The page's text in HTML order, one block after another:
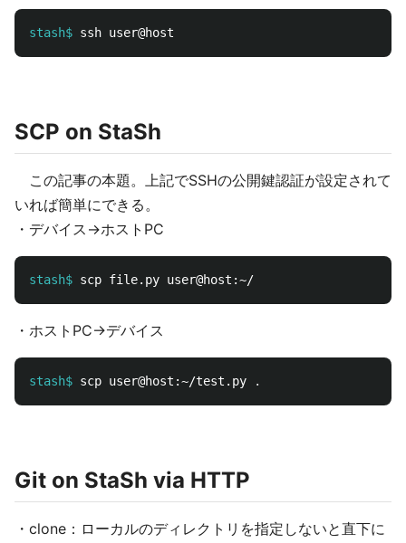
stash$
SCP on StaSh
この記事の本題。上記でSSHの公開鍵認証が設定されて
いれば簡単にできる。
・デバイス→ホストPC
stash$
・ホストPC→デバイス
stash$ scp user@host:~/test.py .
Git on StaSh via HTTP
・clone：ローカルのディレクトリを指定しないと直下に